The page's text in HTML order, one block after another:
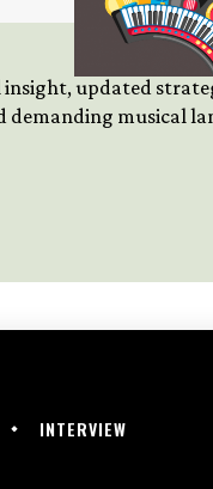
updated
musical
INTERVIEW